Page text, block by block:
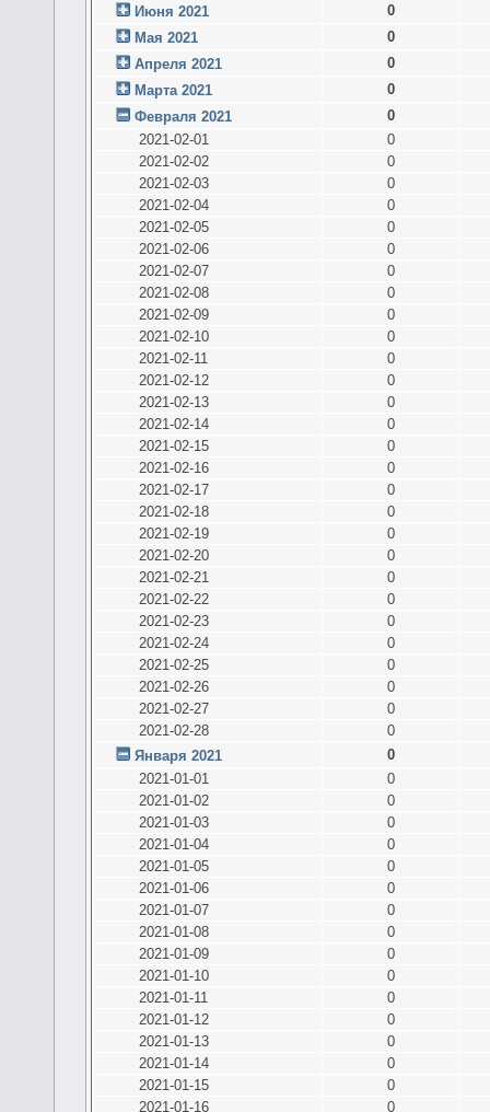
Июня 2021
0
Мая 2021
0
Апреля 2021
0
Марта 2021
0
Февраля 2021
0
2021-02-01
0
2021-02-02
0
2021-02-03
0
2021-02-04
0
2021-02-05
0
2021-02-06
0
2021-02-07
0
2021-02-08
0
2021-02-09
0
2021-02-10
0
2021-02-11
0
2021-02-12
0
2021-02-13
0
2021-02-14
0
2021-02-15
0
2021-02-16
0
2021-02-17
0
2021-02-18
0
2021-02-19
0
2021-02-20
0
2021-02-21
0
2021-02-22
0
2021-02-23
0
2021-02-24
0
2021-02-25
0
2021-02-26
0
2021-02-27
0
2021-02-28
0
Января 2021
0
2021-01-01
0
2021-01-02
0
2021-01-03
0
2021-01-04
0
2021-01-05
0
2021-01-06
0
2021-01-07
0
2021-01-08
0
2021-01-09
0
2021-01-10
0
2021-01-11
0
2021-01-12
0
2021-01-13
0
2021-01-14
0
2021-01-15
0
2021-01-16
0